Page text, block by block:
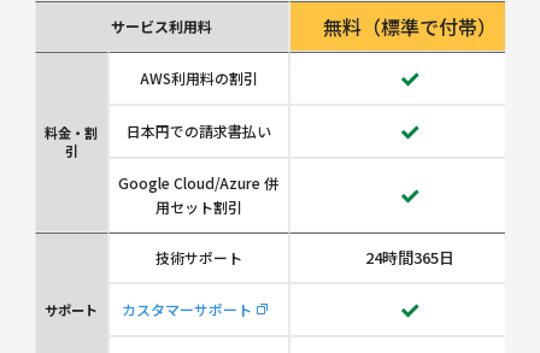
サービス利用料 無料（標準で付帯）
料金・割
引
AWS利用料の割引
日本円での請求書払い
Google Cloud/Azure 併
用セット割引
サポート
技術サポート 24時間365日
カスタマーサポート